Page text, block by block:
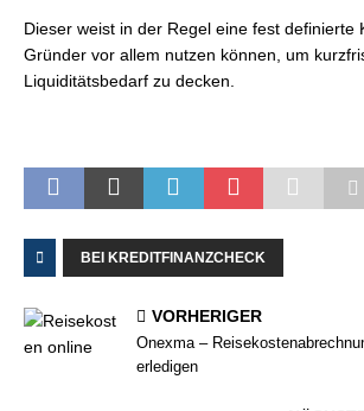
Dieser weist in der Regel eine fest definierte
Gründer vor allem nutzen können, um
Liquiditätsbedarf zu decken.
BEI KREDITFINANZCHECK
VORHERIGER
Onexma –
erledigen